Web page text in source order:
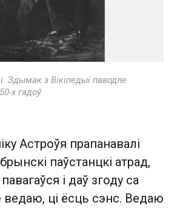
Здымак з Вікіпедыі паводле
х гадоў
Астроўя прапанавалі
паўстанцкі атрад,
і даў згоду са
ведаю, ці ёсць сэнс. Ведаю